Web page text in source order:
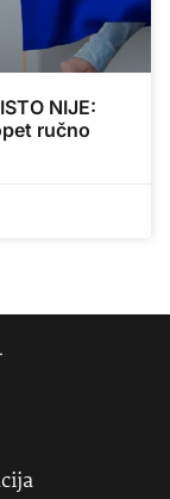
NIJE:
ručno